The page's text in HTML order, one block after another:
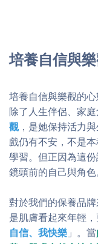
培養自信與
培養自信與樂觀的
除了人生伴侶、家
觀，是她保持活力
戲仍有不安，不是
學習。但正因為這
鏡頭前的自己與角色
對於我們的保養品
是肌膚看起來年輕
自信、我快樂 」。當